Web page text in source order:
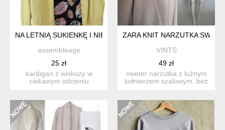
NA LETNIĄ SUKIENKĘ I NIE TYLKO KARDIGAN LIMONKOWY
assembleage
25 zł
kardigan z wiskozy w
ciekawym odcieniu
ZARA KNIT NARZUTKA
VINTS
49 zł
sweter narzutka z luźnym
kołnierzem szalowym, bez